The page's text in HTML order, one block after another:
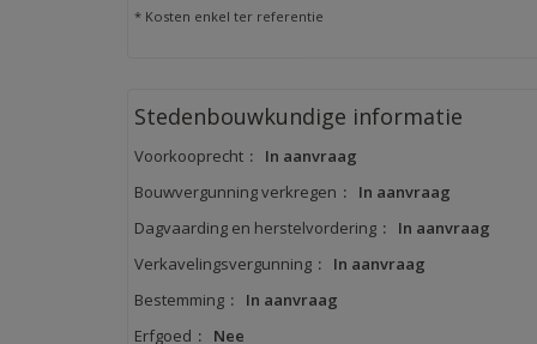
* Kosten enkel ter referentie
Stedenbouwkundige informatie
Voorkooprecht :
In aanvraag
Bouwvergunning verkregen :
In aanvraag
Dagvaarding en herstelvordering :
In aanvraag
Verkavelingsvergunning :
In aanvraag
Bestemming :
In aanvraag
Erfgoed : Nee